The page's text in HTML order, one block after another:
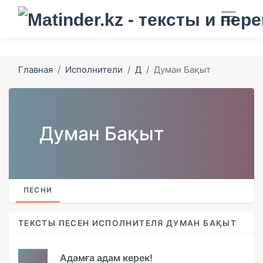
Главная Исполнители Д Думан Бақыт
Думан Бақыт
ПЕСНИ
ТЕКСТЫ ПЕСЕН ИСПОЛНИТЕЛЯ ДУМАН БАҚЫТ
Адамға адам керек!